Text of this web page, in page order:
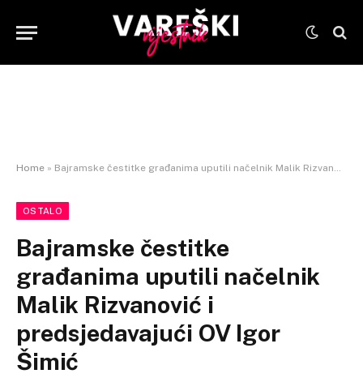
Home » Bajramske čestitke građanima uputili načelnik Malik Rizvanović i predsjedavajući OV Igor Šimić
OSTALO
Bajramske čestitke
građanima uputili načelnik
Malik Rizvanović i
predsjedavajući OV Igor
Šimić